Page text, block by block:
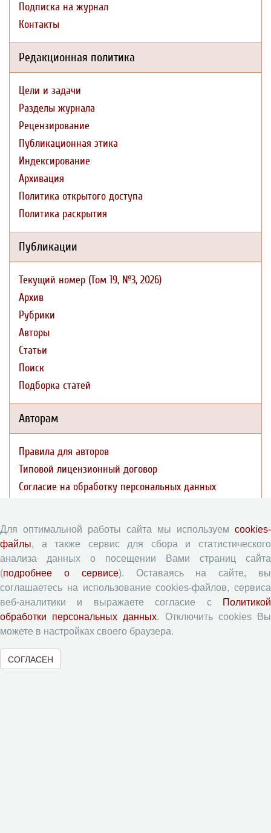
Подписка на журнал
Контакты
Редакционная политика
Цели и задачи
Разделы журнала
Рецензирование
Публикационная этика
Индексирование
Архивация
Политика открытого доступа
Политика раскрытия
Публикации
Текущий номер (Том 19, №3, 2026)
Архив
Рубрики
Авторы
Статьи
Поиск
Подборка статей
Авторам
Правила для авторов
Типовой лицензионный договор
Согласие на обработку персональных данных
Рецензентам
Памятка рецензенту
Форма рецензии
Журналы ВолНЦ РАН
Для оптимальной работы сайта мы используем cookies-
файлы, а также сервис для сбора и статистического
анализа данных о посещении Вами страниц сайта
(подробнее о сервисе). Оставаясь на сайте, вы
соглашаетесь на использование cookies-файлов, сервиса
веб-аналитики и выражаете согласие с
Политикой
обработки персональных данных. Отключить cookies Вы
можете в настройках своего браузера.
СОГЛАСЕН